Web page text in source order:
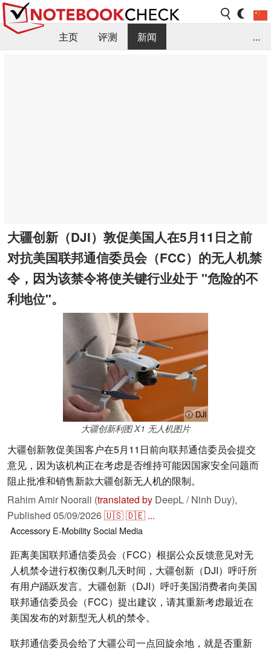
主页 评测
新闻
...
大疆创新（DJI）敦促美国人在5月11日之前
对抗美国联邦通信委员会（FCC）的无人机禁
令，因为该禁令将使关键行业处于 "危险的不
利地位"。
ⓘ DJI
大疆创新利图 X1 无人机图片
大疆创新敦促美国客户在5月11日前向联邦通信委员会提交
意见，因为该机构正在考虑是否维持可能因国家安全问题而
阻止批准和销售新款大疆创新无人机的限制。
Rahim Amir Noorali (translated by DeepL / Ninh Duy),
Published 05/09/2026🇺🇸🇩🇪 ...
Accessory E-MobilitySocial Media
距离美国联邦通信委员会（FCC）根据公众反馈意见对无
人机禁令进行权衡仅剩几天时间，大疆创新（DJI）呼吁所
有用户踊跃发言。大疆创新（DJI）呼吁美国消费者向美国
联邦通信委员会（FCC）提出建议，请其重新考虑最近在
美国发布的对新型无人机的禁令。
联邦通信委员会给了大疆公司一点回旋余地，就是否重新